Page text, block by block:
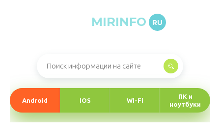
MIRINFO RU
Android IOS Wi-Fi
ПК и
ноутбуки